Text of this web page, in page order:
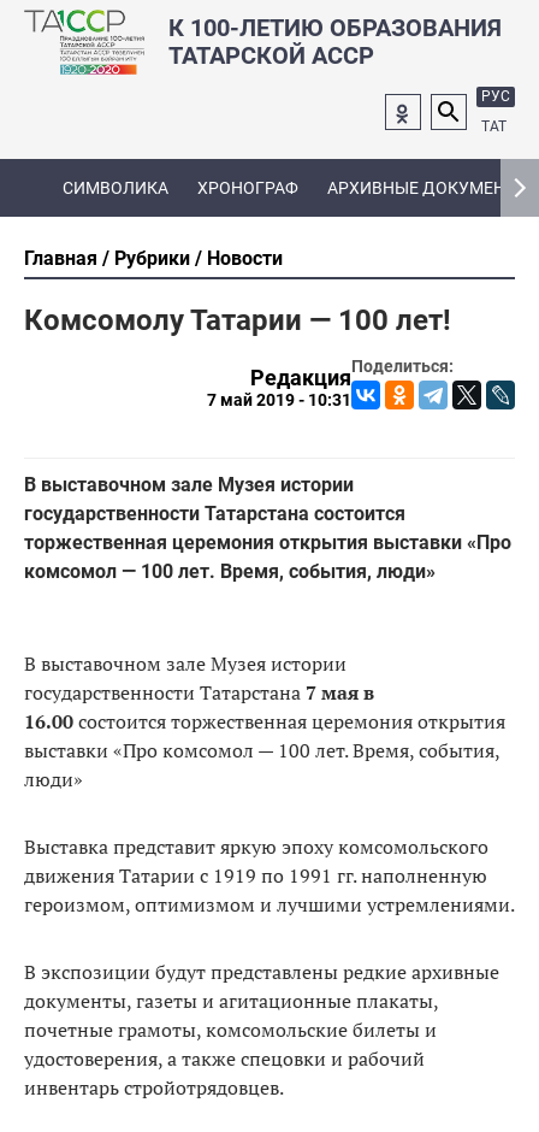
К 100-ЛЕТИЮ ОБРАЗОВАНИЯ
ТАТАРСКОЙ АССР
РУС
ТАТ
СИМВОЛИКА ХРОНОГРАФ АРХИВНЫЕ ДОКУМЕНТЫ
Главная Рубрики Новости
Комсомолу Татарии — 100 лет!
Поделиться:
Редакция
7 май 2019 - 10:31
В выставочном зале Музея истории
государственности Татарстана состоится
торжественная церемония открытия выставки «Про
комсомол — 100 лет. Время, события, люди»
В выставочном зале Музея истории
государственности Татарстана7 мая в
16.00состоится торжественная церемония открытия
выставки «Про комсомол — 100 лет. Время, события,
люди»
Выставка представит яркую эпоху комсомольского
движения Татарии с 1919 по 1991 гг. наполненную
героизмом, оптимизмом и лучшими устремлениями.
В экспозиции будут представлены редкие архивные
документы, газеты и агитационные плакаты,
почетные грамоты, комсомольские билеты и
удостоверения, а также спецовки и рабочий
инвентарь стройотрядовцев.